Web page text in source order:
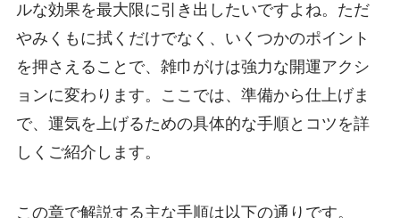
ルな効果を最大限に引き出したいですよね。ただ
やみくもに拭くだけでなく、いくつかのポイント
を押さえることで、雑巾がけは強力な開運アクシ
ョンに変わります。ここでは、準備から仕上げま
で、運気を上げるための具体的な手順とコツを詳
しくご紹介します。
この章で解説する主な手順は以下の通りです。